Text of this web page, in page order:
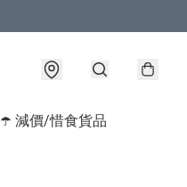
☂️ 減價/惜食貨品